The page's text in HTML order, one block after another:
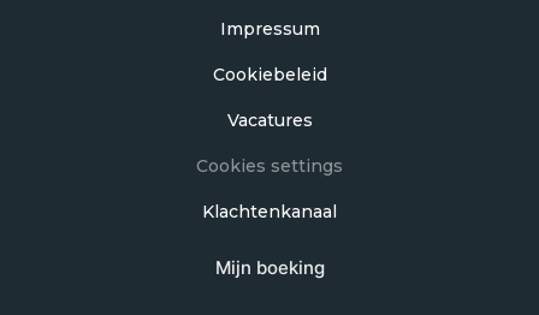
Impressum
Cookiebeleid
Vacatures
Cookies settings
Klachtenkanaal
Mijn boeking